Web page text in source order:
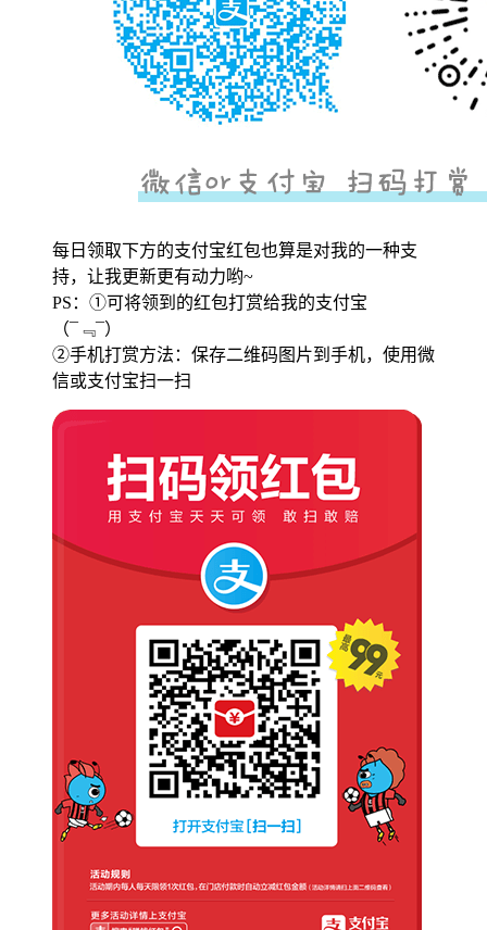
每日领取下方的支付宝红包也算是对我的一种支
持，让我更新更有动力哟~
PS：①可将领到的红包打赏给我的支付宝
（¯﹃¯）
②手机打赏方法：保存二维码图片到手机，使用微
信或支付宝扫一扫